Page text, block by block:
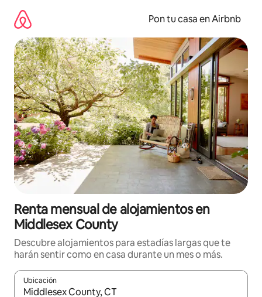
contenido
Pon tu casa en Airbnb
Renta mensual de alojamientos en
Middlesex County
Descubre alojamientos para estadías largas que te
harán sentir como en casa durante un mes o más.
Ubicación
Cuando los resultados estén disponibles, navega con las